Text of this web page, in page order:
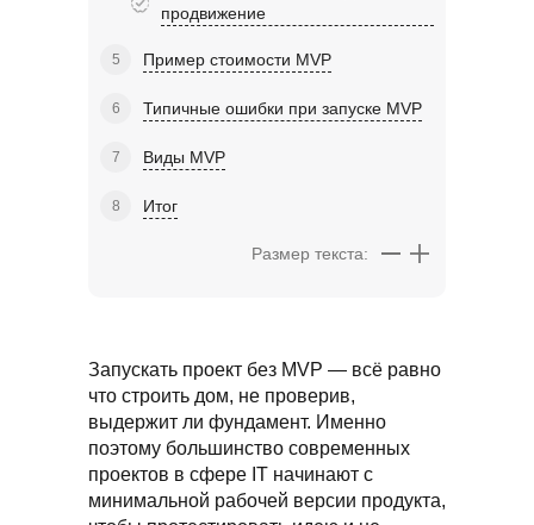
продвижение
Пример стоимости MVP
Типичные ошибки при запуске MVP
Виды MVP
Итог
Размер текста:
Запускать проект без MVP — всё равно
что строить дом, не проверив,
выдержит ли фундамент. Именно
поэтому большинство современных
проектов в сфере IT начинают с
минимальной рабочей версии продукта,